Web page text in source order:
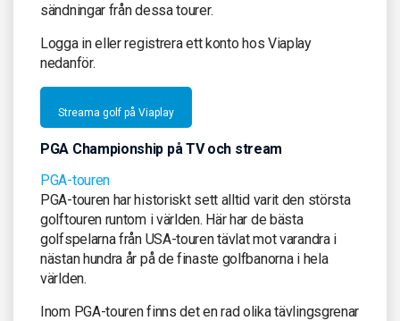
sändningar från dessa tourer.
Logga in eller registrera ett konto hos Viaplay
nedanför.
Streama golf på Viaplay
PGA Championship på TV och stream
PGA-touren
PGA-touren har historiskt sett alltid varit den största
golftouren runtom i världen. Här har de bästa
golfspelarna från USA-touren tävlat mot varandra i
nästan hundra år på de finaste golfbanorna i hela
världen.
Inom PGA-touren finns det en rad olika tävlingsgrenar